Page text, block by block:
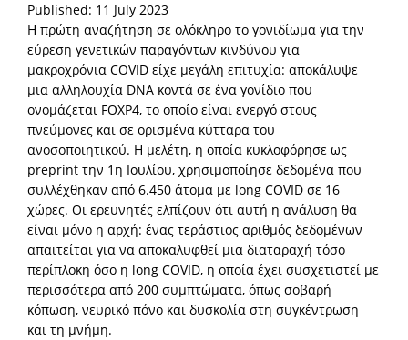
Published: 11 July 2023
Η πρώτη αναζήτηση σε ολόκληρο το γονιδίωμα για την
εύρεση γενετικών παραγόντων κινδύνου για
μακροχρόνια COVID είχε μεγάλη επιτυχία: αποκάλυψε
μια αλληλουχία DNA κοντά σε ένα γονίδιο που
ονομάζεται FOXP4, το οποίο είναι ενεργό στους
πνεύμονες και σε ορισμένα κύτταρα του
ανοσοποιητικού. Η μελέτη, η οποία κυκλοφόρησε ως
preprint την 1η Ιουλίου, χρησιμοποίησε δεδομένα που
συλλέχθηκαν από 6.450 άτομα με long COVID σε 16
χώρες. Οι ερευνητές ελπίζουν ότι αυτή η ανάλυση θα
είναι μόνο η αρχή: ένας τεράστιος αριθμός δεδομένων
απαιτείται για να αποκαλυφθεί μια διαταραχή τόσο
περίπλοκη όσο η long COVID, η οποία έχει συσχετιστεί με
περισσότερα από 200 συμπτώματα, όπως σοβαρή
κόπωση, νευρικό πόνο και δυσκολία στη συγκέντρωση
και τη μνήμη.